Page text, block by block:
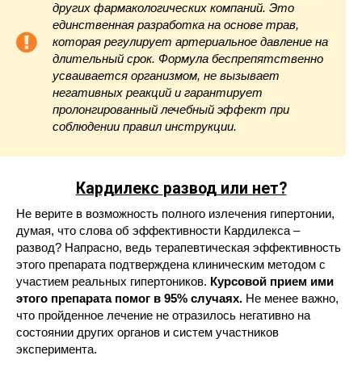
других фармакологических компаний. Это
единственная разработка на основе трав,
которая регулирует артериальное давление на
длительный срок. Формула беспрепятственно
усваивается организмом, не вызывает
негативных реакций и гарантирует
пролонгированный лечебный эффект при
соблюдении правил инструкции.
Кардилекс развод или нет?
Не верите в возможность полного излечения гипертонии,
думая, что слова об эффективности Кардилекса –
развод? Напрасно, ведь терапевтическая эффективность
этого препарата подтверждена клиническим методом с
участием реальных гипертоников. Курсовой прием ими
этого препарата помог в 95% случаях. Не менее важно,
что пройденное лечение не отразилось негативно на
состоянии других органов и систем участников
эксперимента.